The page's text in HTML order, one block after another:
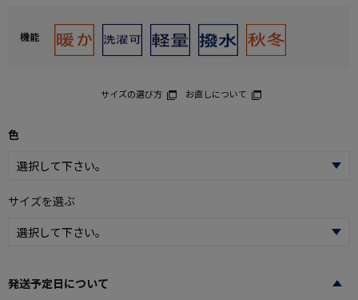
機能
サイズの選び方 お直しについて
色
サイズを選ぶ
発送予定日について